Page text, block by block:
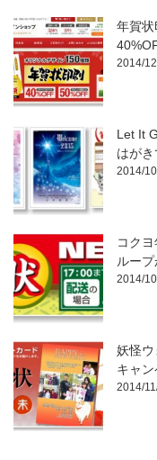
年賀
2014/
Let It
はがき
2014/
コク
ルー
2014/
妖怪ウ
キャ
2014/